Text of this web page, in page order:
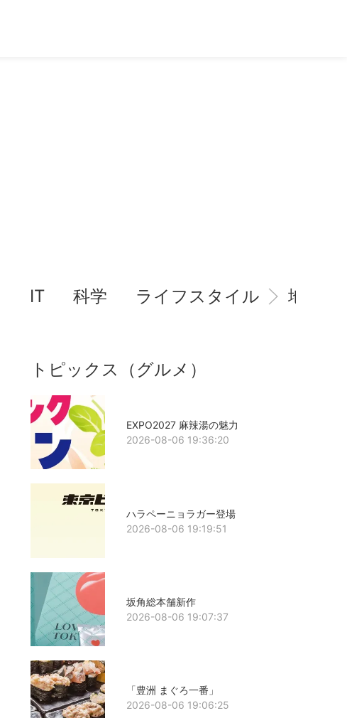
IT 科学 ライフスタイル 地域情
トピックス（グルメ）
EXPO2027 麻辣湯の魅力
2026-08-06 19:36:20
ハラペーニョラガー登場
2026-08-06 19:19:51
坂角総本舗新作
2026-08-06 19:07:37
「豊洲 まぐろ一番」
2026-08-06 19:06:25